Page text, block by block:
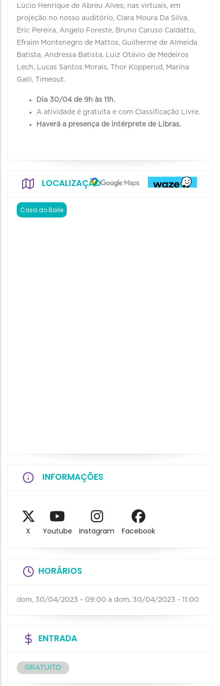
Lúcio Henrique de Abreu Alves; nas virtuais, em
projeção no nosso auditório, Clara Moura Da Silva,
Eric Pereira, Angelo Foreste, Bruno Caruso Caldatto,
Efraim Montenegro de Mattos, Guilherme de Almeida
Batista, Andressa Batista, Luiz Otávio de Medeiros
Lech, Lucas Santos Morais, Thor Kopperud, Marina
Galli, Timeout.
Dia 30/04 de 9h às 11h.
A atividade é gratuita e com Classificação Livre.
Haverá a presença de intérprete de Libras.
LOCALIZAÇÃO
Casa do Baile
INFORMAÇÕES
X Youtube Instagram Facebook
HORÁRIOS
dom, 30/04/2023 - 09:00 a dom, 30/04/2023 - 11:00
ENTRADA
GRATUITO